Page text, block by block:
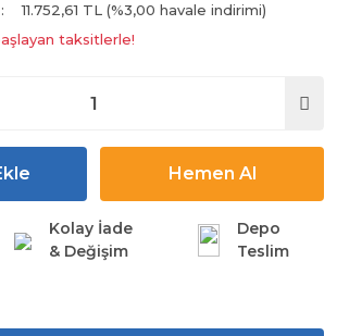
11.752,61 TL (%3,00 havale indirimi)
taksitlerle!
Hemen Al
Kolay İade
& Değişim
Depo
Teslim